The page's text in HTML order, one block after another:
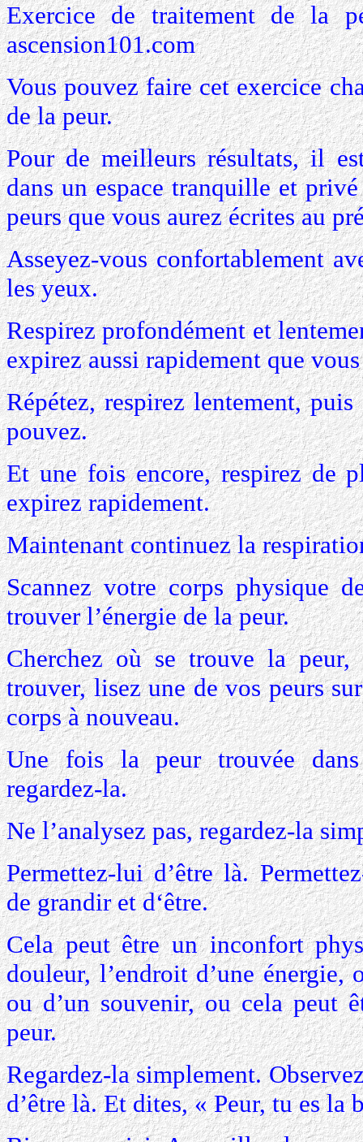
Exercice de traitement de la
ascension101.com
Vous pouvez faire cet exercice
de la peur.
Pour de meilleurs résultats, il
dans un espace tranquille et
peurs que vous aurez écrites au
Asseyez-vous confortablement
les yeux.
Respirez profondément et
expirez aussi rapidement que
Répétez, respirez lentement,
pouvez.
Et une fois encore, respirez de
expirez rapidement.
Maintenant continuez la
Scannez votre corps physique
trouver l’énergie de la peur.
Cherchez où se trouve la
trouver, lisez une de vos peurs
corps à nouveau.
Une fois la peur trouvée
regardez-la.
Ne l’analysez pas, regardez-la
Permettez-lui d’être là.
de grandir et d‘être.
Cela peut être un inconfort
douleur, l’endroit d’une énergie,
ou d’un souvenir, ou cela peut
peur.
Regardez-la simplement.
d’être là. Et dites, « Peur, tu es la